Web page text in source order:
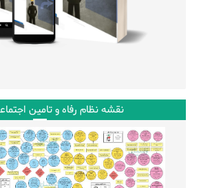
نقشه نظام رفاه و تامین